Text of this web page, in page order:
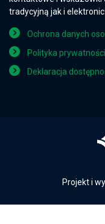
tradycyjną jak i
Ochrona danych
Polityka prywatności
Deklaracja
Projekt i